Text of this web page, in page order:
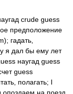
crude guess
предположение
гадать,
я дал бы ему лет
наугад guess
guess
полагать; I